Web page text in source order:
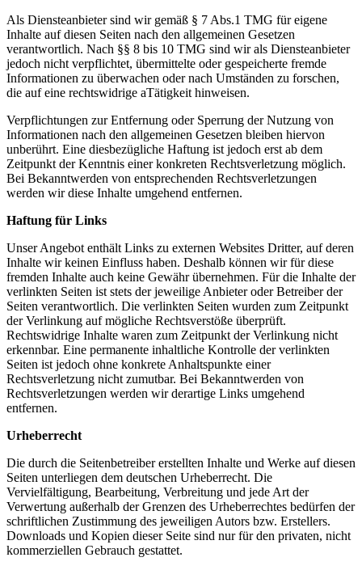
Als Diensteanbieter sind wir gemäß § 7 Abs.1 TMG für eigene
Inhalte auf diesen Seiten nach den allgemeinen Gesetzen
verantwortlich. Nach §§ 8 bis 10 TMG sind wir als Diensteanbieter
jedoch nicht verpflichtet, übermittelte oder gespeicherte fremde
Informationen zu überwachen oder nach Umständen zu forschen,
die auf eine rechtswidrige aTätigkeit hinweisen.
Verpflichtungen zur Entfernung oder Sperrung der Nutzung von
Informationen nach den allgemeinen Gesetzen bleiben hiervon
unberührt. Eine diesbezügliche Haftung ist jedoch erst ab dem
Zeitpunkt der Kenntnis einer konkreten Rechtsverletzung möglich.
Bei Bekanntwerden von entsprechenden Rechtsverletzungen
werden wir diese Inhalte umgehend entfernen.
Haftung für Links
Unser Angebot enthält Links zu externen Websites Dritter, auf deren
Inhalte wir keinen Einfluss haben. Deshalb können wir für diese
fremden Inhalte auch keine Gewähr übernehmen. Für die Inhalte der
verlinkten Seiten ist stets der jeweilige Anbieter oder Betreiber der
Seiten verantwortlich. Die verlinkten Seiten wurden zum Zeitpunkt
der Verlinkung auf mögliche Rechtsverstöße überprüft.
Rechtswidrige Inhalte waren zum Zeitpunkt der Verlinkung nicht
erkennbar. Eine permanente inhaltliche Kontrolle der verlinkten
Seiten ist jedoch ohne konkrete Anhaltspunkte einer
Rechtsverletzung nicht zumutbar. Bei Bekanntwerden von
Rechtsverletzungen werden wir derartige Links umgehend
entfernen.
Urheberrecht
Die durch die Seitenbetreiber erstellten Inhalte und Werke auf diesen
Seiten unterliegen dem deutschen Urheberrecht. Die
Vervielfältigung, Bearbeitung, Verbreitung und jede Art der
Verwertung außerhalb der Grenzen des Urheberrechtes bedürfen der
schriftlichen Zustimmung des jeweiligen Autors bzw. Erstellers.
Downloads und Kopien dieser Seite sind nur für den privaten, nicht
kommerziellen Gebrauch gestattet.